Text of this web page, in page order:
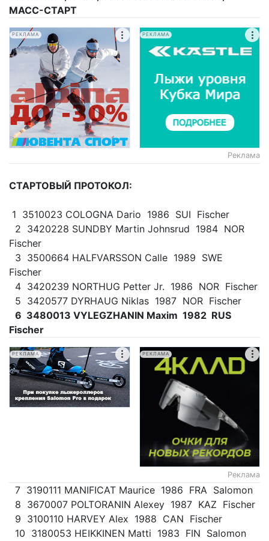
МАСС-СТАРТ
РЕКЛАМА РЕКЛАМА
Реклама
СТАРТОВЫЙ ПРОТОКОЛ:
1 3510023 COLOGNA Dario 1986 SUI Fischer
2 3420228 SUNDBY Martin Johnsrud 1984 NOR
Fischer
3 3500664 HALFVARSSON Calle 1989 SWE
Fischer
4 3420239 NORTHUG Petter Jr. 1986 NOR Fischer
5 3420577 DYRHAUG Niklas 1987 NOR Fischer
6 3480013 VYLEGZHANIN Maxim 1982 RUS
Fischer
РЕКЛАМА РЕКЛАМА
Реклама
7 3190111 MANIFICAT Maurice 1986 FRA Salomon
8 3670007 POLTORANIN Alexey 1987 KAZ Fischer
9 3100110 HARVEY Alex 1988 CAN Fischer
10 3180053 HEIKKINEN Matti 1983 FIN Salomon